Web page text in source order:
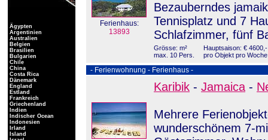
Ferienhaus:
13893
Bezauberndes
Tennisplatz und 7
Schlafzimmer, fünf
Grösse: m²
max. 10 Pers.
Hauptsaison: € 4600,-
pro Objekt pro Woche
- Ferienwohnung - Ferienhaus -
Karibik - Jamaica -
Mehrere
wunderschönem 7-
Ägypten
Argentinien
Australien
Belgien
Brasilien
Bulgarien
Chile
China
Costa Rica
Dänemark
England
Estland
Frankreich
Griechenland
Indien
Indischer Ocean
Indonesien
Irland
Island